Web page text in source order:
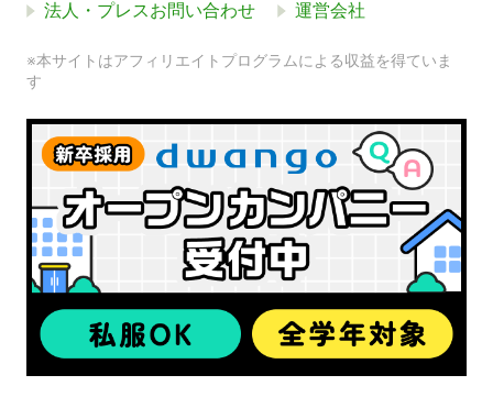
法人・プレスお問い合わせ 運営会社
※本サイトはアフィリエイトプログラムによる収益を得ていま
す